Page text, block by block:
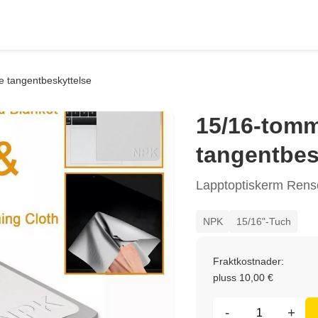
tangentbeskyttelse
15/16-
Lapptoptiskerm
NPK 15/16"-Tuch
Fraktkostnader:
pluss 10,00 €
- +